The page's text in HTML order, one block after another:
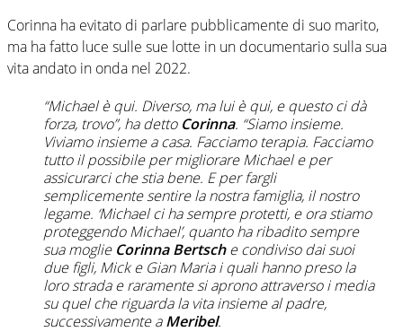
Corinna ha evitato di parlare pubblicamente di suo marito,
ma ha fatto luce sulle sue lotte in un documentario sulla sua
vita andato in onda nel 2022.
“Michael è qui. Diverso, ma lui è qui, e questo ci dà
forza, trovo”, ha detto Corinna. “Siamo insieme.
Viviamo insieme a casa. Facciamo terapia. Facciamo
tutto il possibile per migliorare Michael e per
assicurarci che stia bene. E per fargli
semplicemente sentire la nostra famiglia, il nostro
legame. ‘Michael ci ha sempre protetti, e ora stiamo
proteggendo Michael’, quanto ha ribadito sempre
sua moglieCorinna Bertsche condiviso dai suoi
due figli, Mick e Gian Maria i quali hanno preso la
loro strada e raramente si aprono attraverso i media
su quel che riguarda la vita insieme al padre,
successivamente aMeribel.